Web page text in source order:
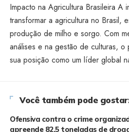
Impacto na Agricultura Brasileira A
transformar a agricultura no Brasil,
produção de milho e sorgo. Com
análises e na gestão de culturas,
sua posição como um líder global
Você também pode
Ofensiva contra o crime
apreende 82,5 toneladas de